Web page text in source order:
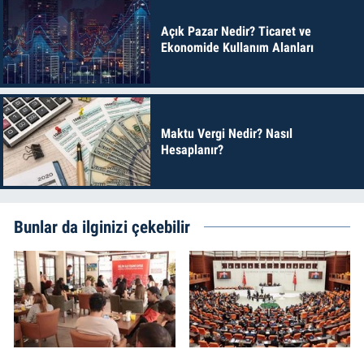
Açık Pazar Nedir? Ticaret ve
Ekonomide Kullanım Alanları
Maktu Vergi Nedir? Nasıl
Hesaplanır?
Bunlar da ilginizi çekebilir